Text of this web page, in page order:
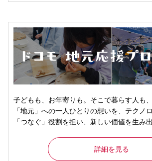
子どもも、お年寄りも。そこで暮らす人も
「地元」への一人ひとりの想いを、テクノ
「つなぐ」役割を担い、新しい価値を生み
詳細を見る